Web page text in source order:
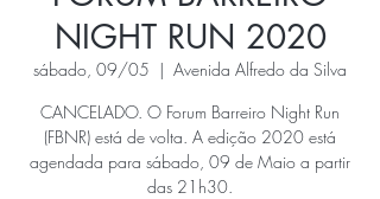
NIGHT RUN 2020
sábado, 09/05
  |
Avenida Alfredo da Silva
CANCELADO. O Forum Barreiro Night Run
(FBNR) está de volta. A edição 2020 está
agendada para sábado, 09 de Maio a partir
das 21h30.